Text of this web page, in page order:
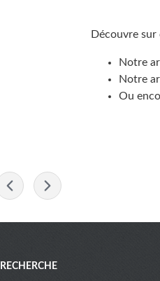
Découvre sur
Notre
Notre
Ou
Menu
RECHERCHE